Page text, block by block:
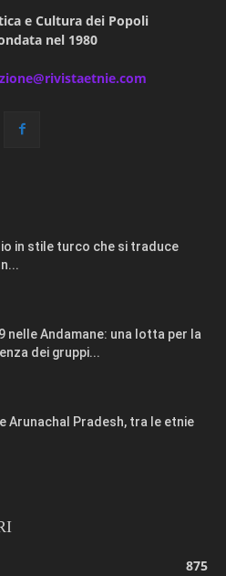
e Cultura dei Popoli
nel 1980
in stile turco che si traduce
nelle Andamane: una lotta per la
dei gruppi...
e Arunachal Pradesh, tra le etnie
875